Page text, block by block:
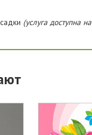
(услуга доступна на